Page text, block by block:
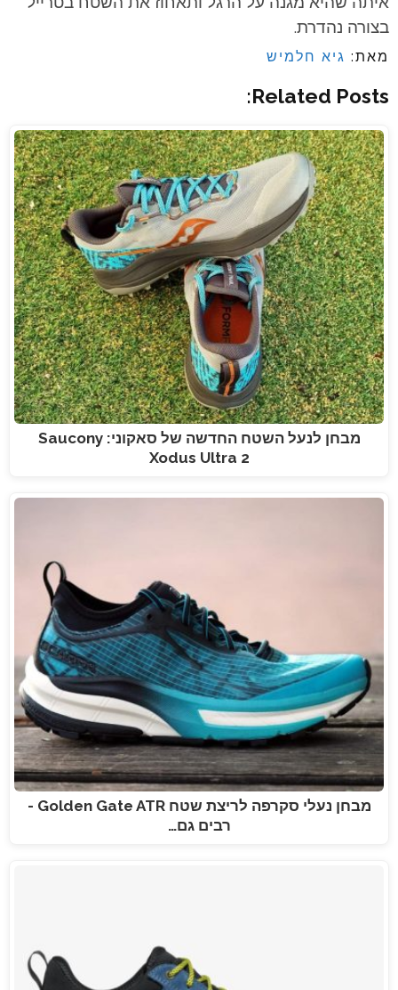
בצורה נהדרת.
מאת: גיא חלמיש
Related Posts:
מבחן לנעל השטח החדשה של סאקוני: Saucony
Xodus Ultra 2
מבחן נעלי סקרפה לריצת שטח Golden Gate ATR -
רבים גם…